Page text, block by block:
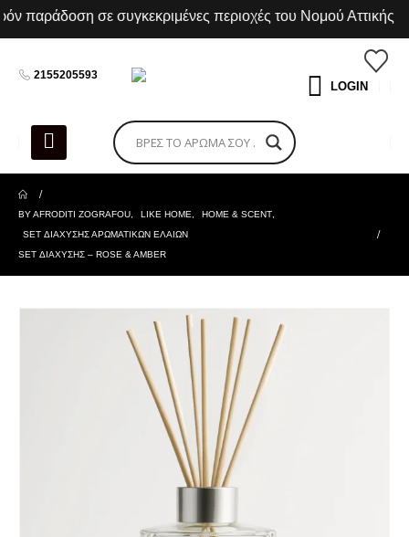
παράδοση σε συγκεκριμένες περιοχές του Νομού Αττικής
2155205593
LOGIN
BY AFRODITI ZOGRAFOU LIKE HOME HOME & SCENT
SET ΔΙΑΧΥΣΗΣ ΑΡΩΜΑΤΙΚΩΝ ΕΛΑΙΩΝ
SET ΔΙΑΧΥΣΗΣ – ROSE & AMBER